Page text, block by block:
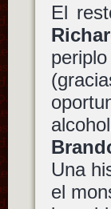
El
Una
el